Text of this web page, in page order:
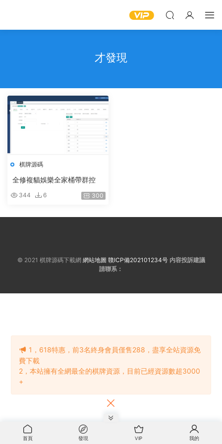
才發現
棋牌源碼
全修複貓娛樂全家桶帶群控
344 6 300
© 2021 棋牌源碼下載網 網站地圖 贛ICP備202101234号 内容投訴建議
請聯系：
首頁 發現 VIP 我的
1，618特惠，前3名終身會員僅售288，盡享全站資源免
費下載
2，本站擁有全網最全的棋牌資源，目前已經資源數超3000
+